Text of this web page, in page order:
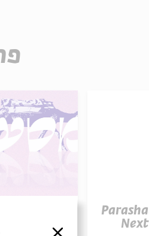
- Masei
to
סגור